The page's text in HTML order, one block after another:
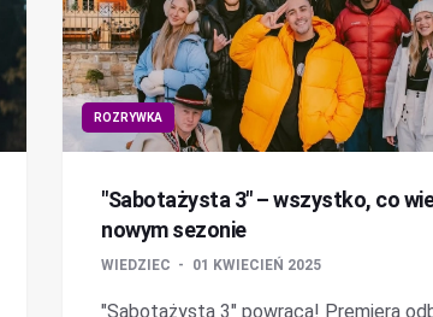
ROZRYWKA
"Sabotażysta 3" – wszystko, co
nowym sezonie
WIEDZIEC 01 KWIECIEŃ 2025
"Sabotażysta 3" powraca! Premiera